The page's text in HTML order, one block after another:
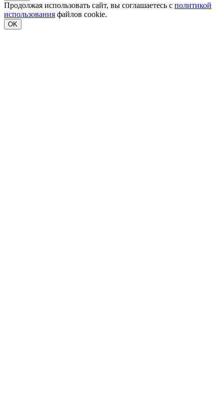
Продолжая использовать сайт, вы соглашаетесь с политикой
использования файлов cookie.
OK